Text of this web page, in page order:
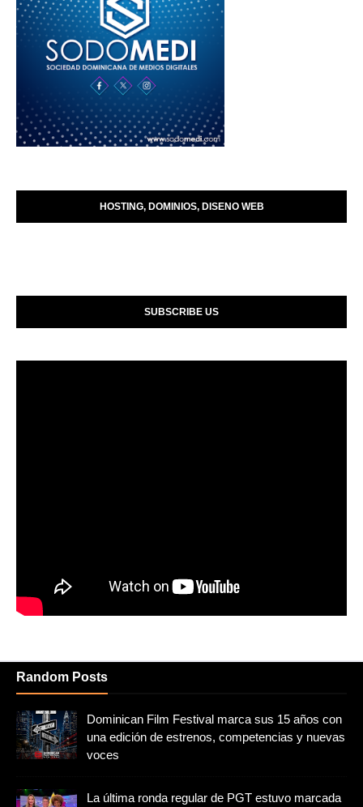
HOSTING, DOMINIOS, DISENO WEB
SUBSCRIBE US
Random Posts
Dominican Film Festival marca sus 15 años con
una edición de estrenos, competencias y nuevas
voces
La última ronda regular de PGT estuvo marcada